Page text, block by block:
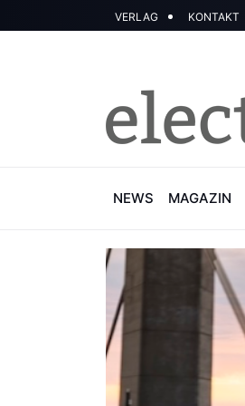
VERLAG KONTAKT
NEWS MAGAZIN